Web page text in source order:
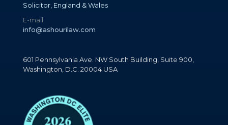
Solicitor, England & Wales
info@ashourilaw.com
E-mail:
601 Pennsylvania Ave. NW South Building, Suite 900,
Washington, D.C. 20004 USA